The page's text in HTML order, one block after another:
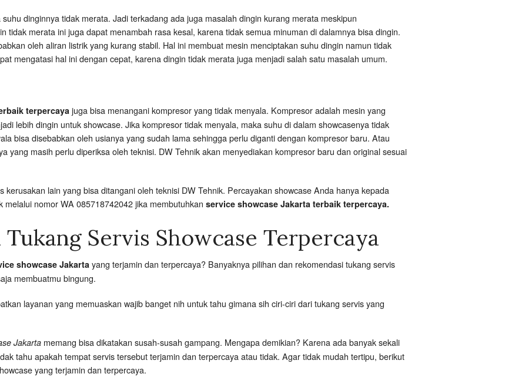
dinginnya tidak merata. Jadi terkadang ada juga masalah dingin kurang merata meskipun
tidak merata ini juga dapat menambah rasa kesal, karena tidak semua minuman di dalamnya bisa dingin.
oleh aliran listrik yang kurang stabil. Hal ini membuat mesin menciptakan suhu dingin namun tidak
mengatasi hal ini dengan cepat, karena dingin tidak merata juga menjadi salah satu masalah umum.
terpercaya juga bisa menangani kompresor yang tidak menyala. Kompresor adalah mesin yang
lebih dingin untuk showcase. Jika kompresor tidak menyala, maka suhu di dalam showcasenya tidak
bisa disebabkan oleh usianya yang sudah lama sehingga perlu diganti dengan kompresor baru. Atau
yang masih perlu diperiksa oleh teknisi. DW Tehnik akan menyediakan kompresor baru dan original sesuai
kerusakan lain yang bisa ditangani oleh teknisi DW Tehnik. Percayakan showcase Anda hanya kepada
nomor WA 085718742042 jika membutuhkan service showcase Jakarta terbaik terpercaya.
Servis Showcase Terpercaya
showcase Jakartayang terjamin dan terpercaya? Banyaknya pilihan dan rekomendasi tukang servis
membuatmu bingung.
layanan yang memuaskan wajib banget nih untuk tahu gimana sih ciri-ciri dari tukang servis yang
Jakarta memang bisa dikatakan susah-susah gampang. Mengapa demikian? Karena ada banyak sekali
tahu apakah tempat servis tersebut terjamin dan terpercaya atau tidak. Agar tidak mudah tertipu, berikut
yang terjamin dan terpercaya.